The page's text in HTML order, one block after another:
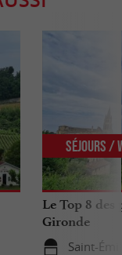
Le Top 8 des
Gironde
Saint-
Séjours /